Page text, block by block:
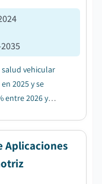
vehicular
2025 y se
entre 2026 y
Aplicaciones